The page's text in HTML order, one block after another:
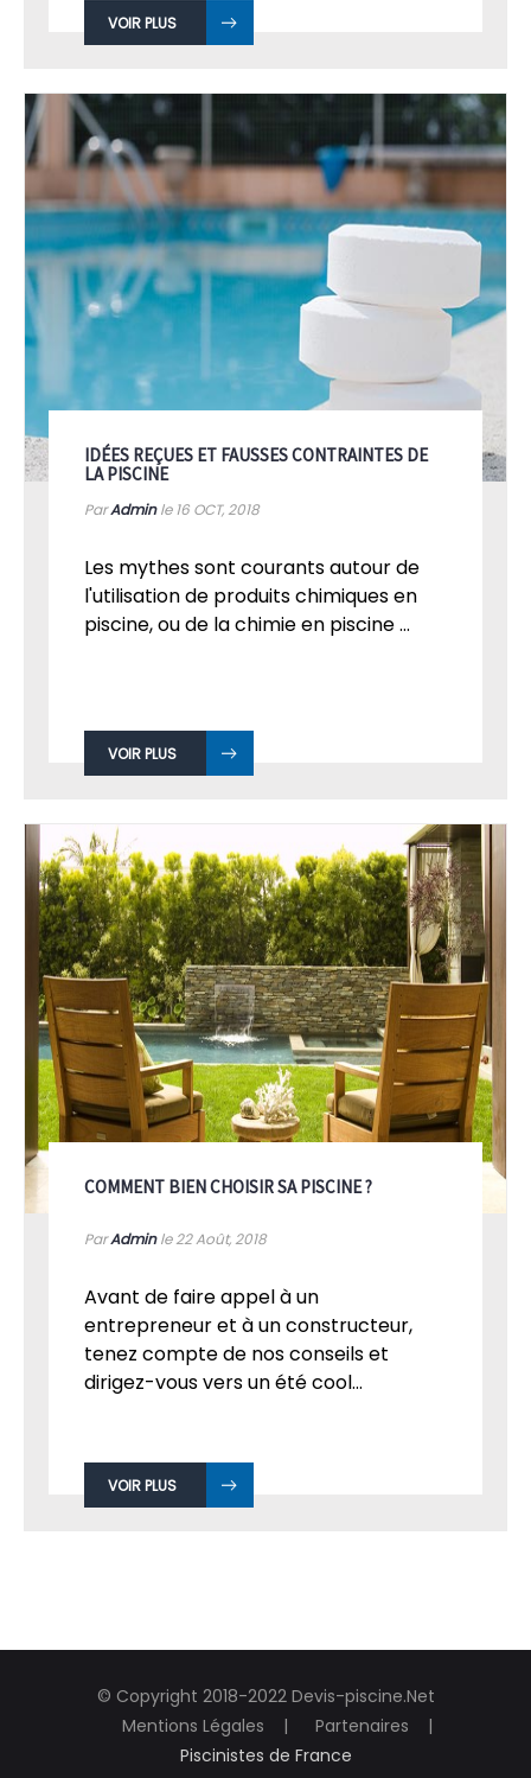
VOIR PLUS
IDÉES REÇUES ET FAUSSES CONTRAINTES DE
LA PISCINE
ParAdminle 16 OCT, 2018
Les mythes sont courants autour de
l'utilisation de produits chimiques en
piscine, ou de la chimie en piscine ...
VOIR PLUS
COMMENT BIEN CHOISIR SA PISCINE ?
ParAdminle 22Août, 2018
Avant de faire appel à un
entrepreneur et à un constructeur,
tenez compte de nos conseils et
dirigez-vous vers un été cool...
VOIR PLUS
© Copyright 2018-2022 Devis-piscine.Net
Mentions Légales
Partenaires
Piscinistes de France